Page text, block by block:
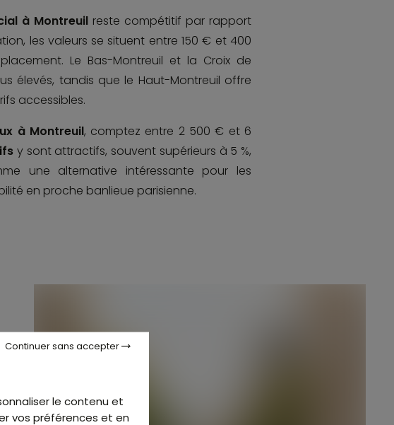
à Montreuilreste compétitif par rapport
les valeurs se situent entre 150 € et 400
Le Bas-Montreuil et la Croix de
élevés, tandis que le Haut-Montreuil offre
accessibles.
à Montreuil, comptez entre 2 500 € et 6
y sont attractifs, souvent supérieurs à 5 %,
une alternative intéressante pour les
en proche banlieue parisienne.
le contenu et
vos préférences et en
Continuer sans accepter